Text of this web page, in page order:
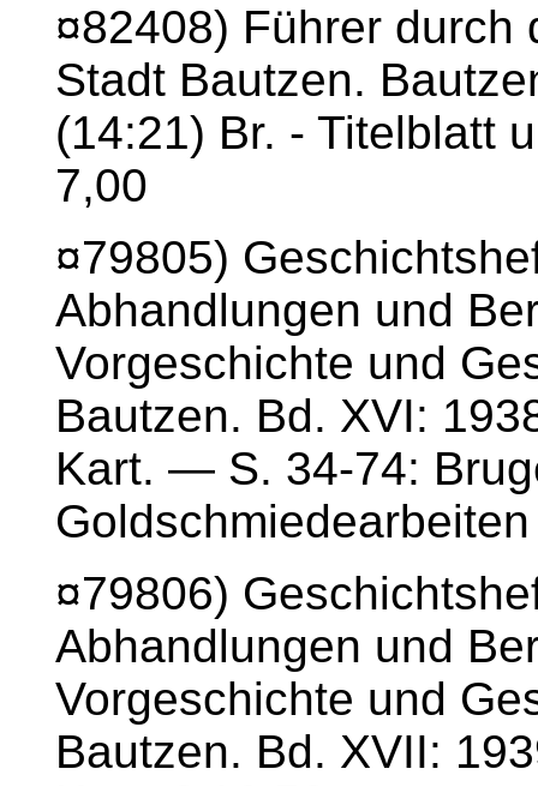
¤82408) Führer durch
Stadt Bautzen.
(14:21) Br. - Titelblatt
7,00
¤79805)
Abhandlungen und
Vorgeschichte und
Bautzen. Bd. XVI:
Kart. — S. 34-74:
¤79806)
Abhandlungen und
Vorgeschichte und
Bautzen. Bd. XVII: